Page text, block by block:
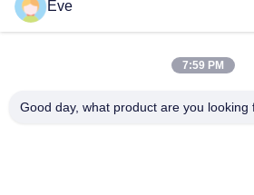
Peinture automobile pré-mélangée
Inoffensif
Eve
7:59 PM
Good day, what product are you looking